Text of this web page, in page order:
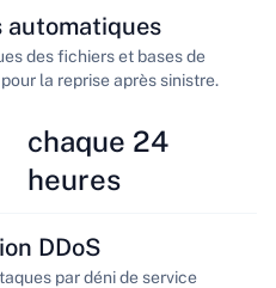
automatiques
des fichiers et bases de
la reprise après sinistre.
chaque 24
heures
DDoS
par déni de service